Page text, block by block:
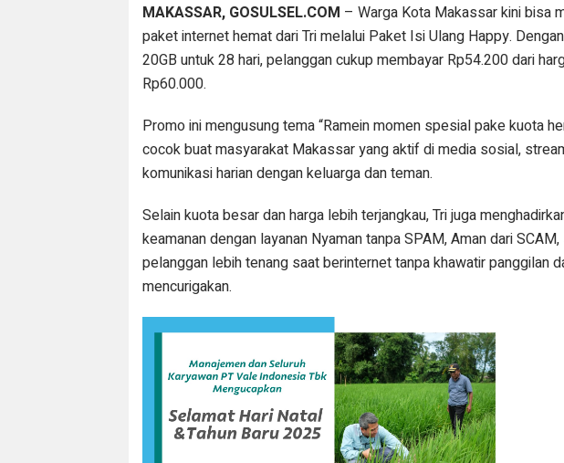
MAKASSAR, GOSULSEL.COM – Warga Kota Makassar kini bisa
paket internet hemat dari Tri melalui Paket Isi Ulang Happy.
20GB untuk 28 hari, pelanggan cukup membayar Rp54.200 dari
Rp60.000.
Promo ini mengusung tema “Ramein momen spesial pake kuota
cocok buat masyarakat Makassar yang aktif di media sosial,
komunikasi harian dengan keluarga dan teman.
Selain kuota besar dan harga lebih terjangkau, Tri juga
keamanan dengan layanan Nyaman tanpa SPAM, Aman dari
pelanggan lebih tenang saat berinternet tanpa khawatir panggilan
mencurigakan.